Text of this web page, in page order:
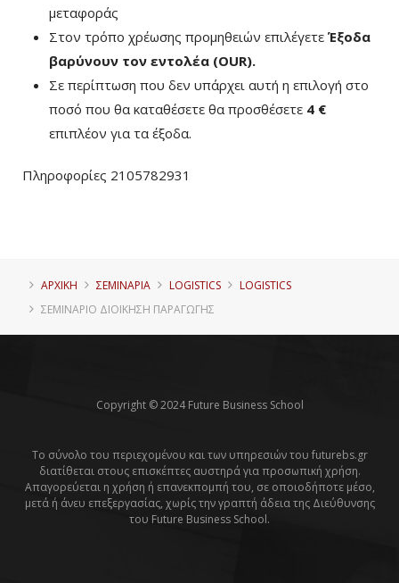
μεταφοράς
Στον τρόπο χρέωσης προμηθειών επιλέγετε Έξοδα
βαρύνουν τον εντολέα (ΟUR).
Σε περίπτωση που δεν υπάρχει αυτή η επιλογή στο
ποσό που θα καταθέσετε θα προσθέσετε 4 €
επιπλέον για τα έξοδα.
Πληροφορίες 2105782931
ΑΡΧΙΚΗ ΣΕΜΙΝΑΡΙΑ LOGISTICS
LOGISTICS
ΣΕΜΙΝΆΡΙΟ ΔΙΟΊΚΗΣΗ ΠΑΡΑΓΩΓΉΣ
Copyright © 2024 Future Business School
Το σύνολο του περιεχομένου και των υπηρεσιών του futurebs.gr
διατίθεται στους επισκέπτες αυστηρά για προσωπική χρήση.
Απαγορεύεται η χρήση ή επανεκπομπή του, σε οποιοδήποτε μέσο,
μετά ή άνευ επεξεργασίας, χωρίς την γραπτή άδεια της Διεύθυνσης
του Future Business School.